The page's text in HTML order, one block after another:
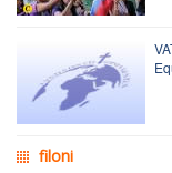
filoni